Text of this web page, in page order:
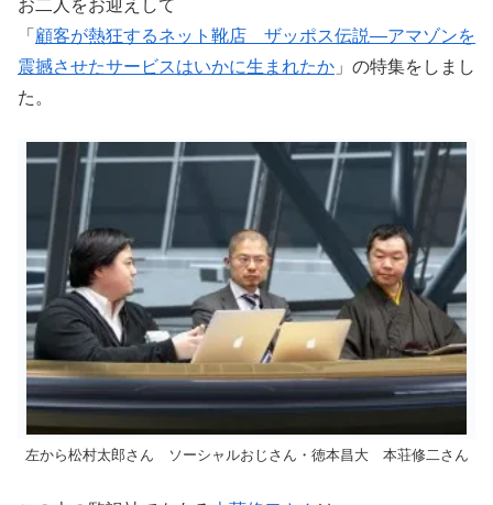
お二人をお迎えして
「 顧客が熱狂するネット靴店 ザッポス伝説―アマゾンを
震撼させたサービスはいかに生まれたか 」の特集をしまし
た。
左から松村太郎さん ソーシャルおじさん・徳本昌大 本荘修二さん